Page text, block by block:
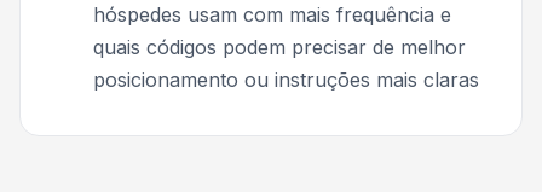
hóspedes usam com mais frequência e
quais códigos podem precisar de melhor
posicionamento ou instruções mais claras